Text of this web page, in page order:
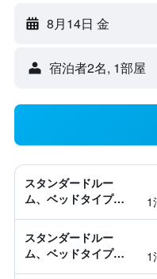
8月14日 金
宿泊者2名, 1​部屋
スタンダードルー
ム、ベッドタイプ情
1
スタンダードルー
ム、ベッドタイプ情
1